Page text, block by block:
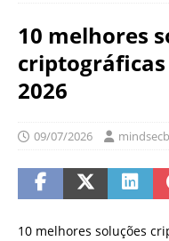
10 melhores
2026
09/07/2026
10 melhores soluções